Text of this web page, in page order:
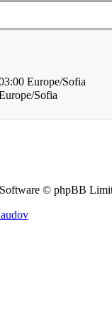
Europe/Sofia
Sofia
© phpBB